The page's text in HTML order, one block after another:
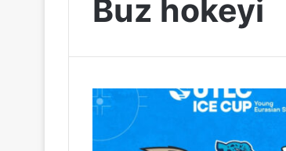
Buz hokeyi